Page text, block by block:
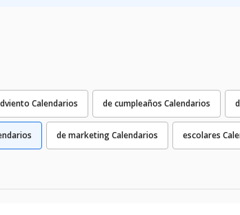
Calendarios de cumpleaños Calendarios
de marketing Calendarios escolares